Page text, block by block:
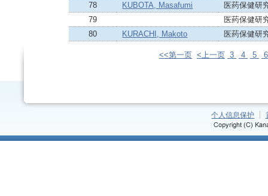
78
KUBOTA, Masafumi
医药保健研
79
医药保健研
80
KURACHI, Makoto 医药保健研
<<第一页 <上一页 3 4 5
个人信息保护